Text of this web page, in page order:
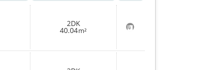
2DK
40.04m² お
気
に
入
り
登